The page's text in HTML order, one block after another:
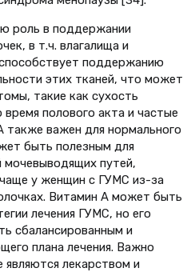
роль в поддержании
в т.ч. влагалища и
поддержанию
этих тканей, что может
такие как сухость
полового акта и частые
также важен для нормального
быть полезным для
путей,
у женщин с ГУМС из-за
Витамин А может быть
лечения ГУМС, но его
сбалансированным и
плана лечения. Важно
лекарством и